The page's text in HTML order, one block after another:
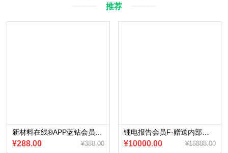
推荐
¥288.00 ¥388.00 ¥10000.00 ¥16888.00